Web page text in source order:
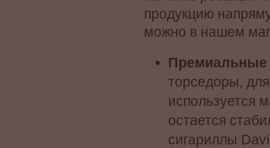
продукцию
можно в нашем
Премиальные
торседоры,
используется
остается
сигариллы